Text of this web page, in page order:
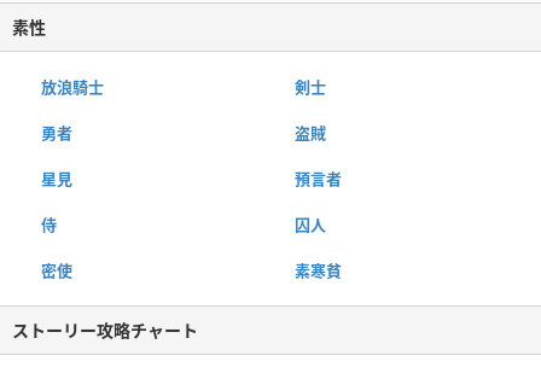
素性
放浪騎士 剣士
勇者 盗賊
星見 預言者
侍 囚人
密使 素寒貧
ストーリー攻略チャート